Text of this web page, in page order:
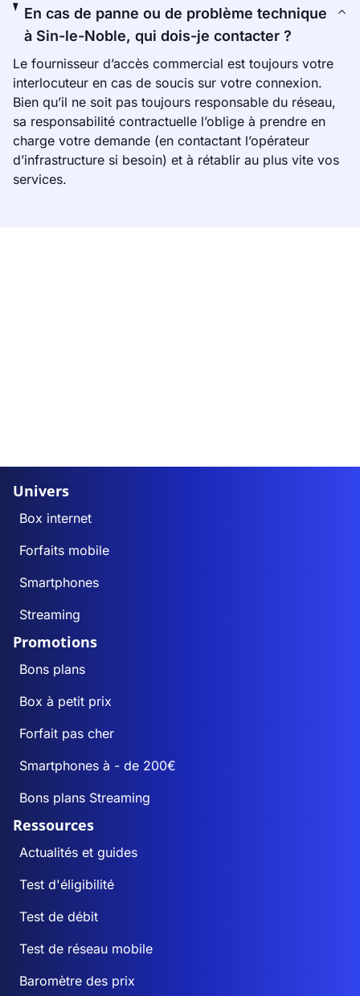
En cas de panne ou de problème technique
à Sin-le-Noble, qui dois-je contacter ?
Le fournisseur d’accès commercial est toujours votre
interlocuteur en cas de soucis sur votre connexion.
Bien qu’il ne soit pas toujours responsable du réseau,
sa responsabilité contractuelle l’oblige à prendre en
charge votre demande (en contactant l’opérateur
d’infrastructure si besoin) et à rétablir au plus vite vos
services.
Univers
Box internet
Forfaits mobile
Smartphones
Streaming
Promotions
Bons plans
Box à petit prix
Forfait pas cher
Smartphones à - de 200€
Bons plans Streaming
Ressources
Actualités et guides
Test d'éligibilité
Test de débit
Test de réseau mobile
Baromètre des prix